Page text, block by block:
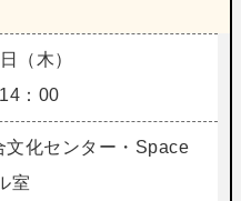
（木）
：00
文化センター・Space
室